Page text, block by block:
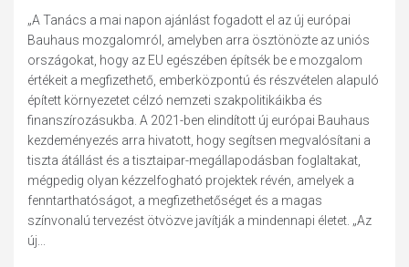
„A Tanács a mai napon ajánlást fogadott el az új európai
Bauhaus mozgalomról, amelyben arra ösztönözte az uniós
országokat, hogy az EU egészében építsék be e mozgalom
értékeit a megfizethető, emberközpontú és részvételen alapuló
épített környezetet célzó nemzeti szakpolitikáikba és
finanszírozásukba. A 2021-ben elindított új európai Bauhaus
kezdeményezés arra hivatott, hogy segítsen megvalósítani a
tiszta átállást és a tisztaipar-megállapodásban foglaltakat,
mégpedig olyan kézzelfogható projektek révén, amelyek a
fenntarthatóságot, a megfizethetőséget és a magas
színvonalú tervezést ötvözve javítják a mindennapi életet. „Az
új...